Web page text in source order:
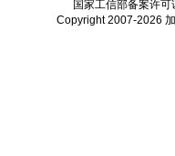
国家工信部备案许可
Copyright 2007-2026